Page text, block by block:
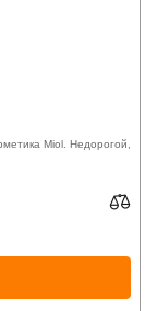
Miol. Недорогой,